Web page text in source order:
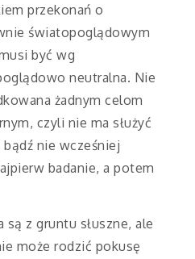
przekonań o
światopoglądowym
być wg
neutralna. Nie
żadnym celom
czyli nie ma służyć
bądź nie wcześniej
badanie, a potem
są z gruntu słuszne, ale
może rodzić pokusę